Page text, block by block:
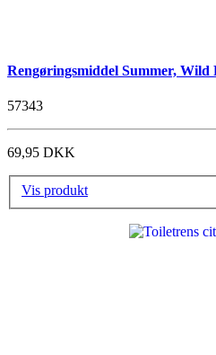
Rengøringsmiddel Summer, Wild
57343
69,95 DKK
Vis produkt